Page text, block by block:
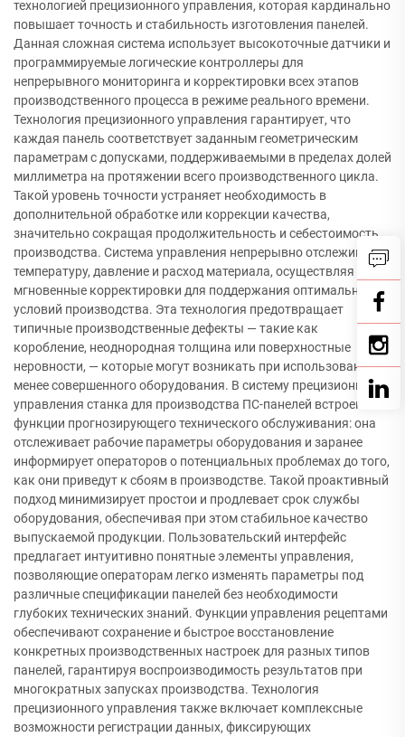
технологией прецизионного управления, которая кардинально
повышает точность и стабильность изготовления панелей.
Данная сложная система использует высокоточные датчики и
программируемые логические контроллеры для
непрерывного мониторинга и корректировки всех этапов
производственного процесса в режиме реального времени.
Технология прецизионного управления гарантирует, что
каждая панель соответствует заданным геометрическим
параметрам с допусками, поддерживаемыми в пределах долей
миллиметра на протяжении всего производственного цикла.
Такой уровень точности устраняет необходимость в
дополнительной обработке или коррекции качества,
значительно сокращая продолжительность и себестоимость
производства. Система управления непрерывно отслеживает
температуру, давление и расход материала, осуществляя
мгновенные корректировки для поддержания оптимальных
условий производства. Эта технология предотвращает
типичные производственные дефекты — такие как
коробление, неоднородная толщина или поверхностные
неровности, — которые могут возникать при использовании
менее совершенного оборудования. В систему прецизионного
управления станка для производства ПС-панелей встроены
функции прогнозирующего технического обслуживания: она
отслеживает рабочие параметры оборудования и заранее
информирует операторов о потенциальных проблемах до того,
как они приведут к сбоям в производстве. Такой проактивный
подход минимизирует простои и продлевает срок службы
оборудования, обеспечивая при этом стабильное качество
выпускаемой продукции. Пользовательский интерфейс
предлагает интуитивно понятные элементы управления,
позволяющие операторам легко изменять параметры под
различные спецификации панелей без необходимости
глубоких технических знаний. Функции управления рецептами
обеспечивают сохранение и быстрое восстановление
конкретных производственных настроек для разных типов
панелей, гарантируя воспроизводимость результатов при
многократных запусках производства. Технология
прецизионного управления также включает комплексные
возможности регистрации данных, фиксирующих